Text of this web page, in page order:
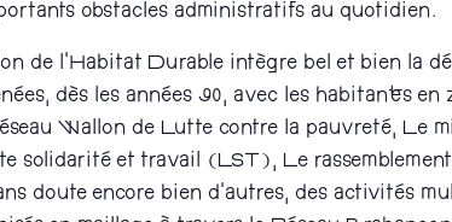
obstacles administratifs au quotidien.
de l’Habitat Durable intègre bel et bien
dès les années 90, avec les habitant·es
Wallon de Lutte contre la pauvreté, Le
solidarité et travail (LST), Le
doute encore bien d’autres, des activités